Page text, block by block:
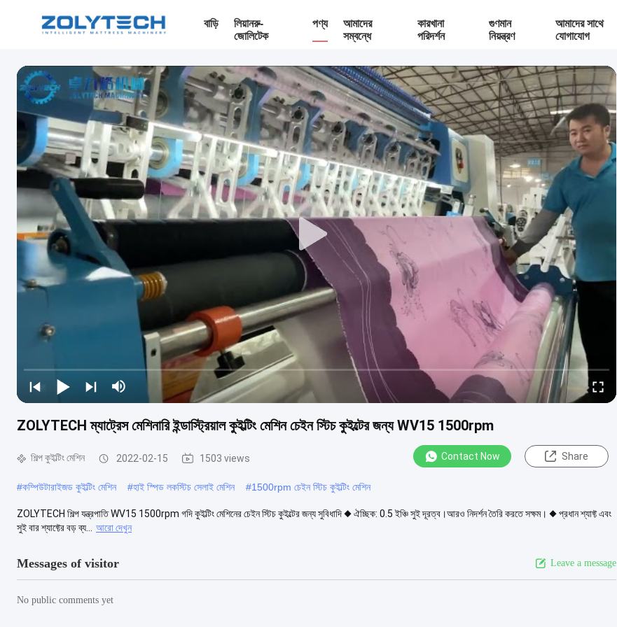
বাড়ি
লিয়ানরু-
জোলিটেক
পণ্য
আমাদের
সম্বন্ধে
কারখানা
পরিদর্শন
গুণমান
নিয়ন্ত্রণ
আমাদের সাথে
যোগাযোগ
ZOLYTECH ম্যাট্রেস মেশিনারি ইন্ডাস্ট্রিয়াল কুইল্টিং মেশিন চেইন স্টিচ কুইল্টের জন্য WV15 1500rpm
শিল্প কুইল্টিং মেশিন 2022-02-15 1503 views Contact Now Share
#কম্পিউটারাইজড কুইল্টিং মেশিন #হাই স্পিড লকস্টিচ সেলাই মেশিন #1500rpm চেইন স্টিচ কুইল্টিং মেশিন
ZOLYTECH শিল্প যন্ত্রপাতি WV15 1500rpm গদি কুইল্টিং মেশিনের চেইন স্টিচ কুইল্টের জন্য সুবিধাদি ◆ ঐচ্ছিক: 0.5 ইঞ্চি সুই দূরত্ব।আরও নিদর্শন তৈরি করতে সক্ষম। ◆ প্রধান শ্যাফ্ট এবং
সুই বার শ্যাফ্টের বড় ব্য...
আরো দেখুন
Messages of visitor Leave a message
No public comments yet